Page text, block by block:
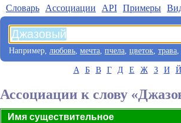
Словарь Aссоциации API Примеры
Например, любовь, мечта, пчела, цветок, трава,
А Б В Г Д Е Ж З И Й
Ассоциации к слову
Имя существительное